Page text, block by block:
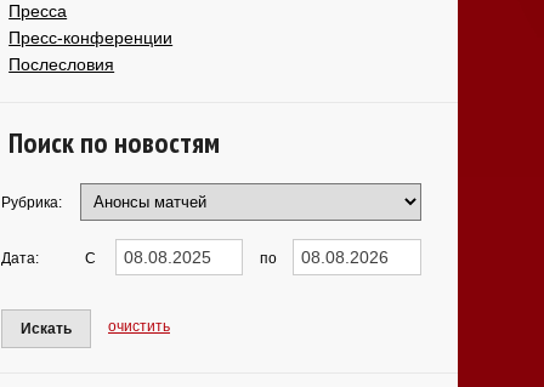
Пресса
Пресс-конференции
Послесловия
Поиск по новостям
Рубрика:
Дата: С по
Искать очистить